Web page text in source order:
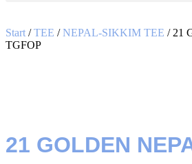
Start /TEE /NEPAL-SIKKIM TEE / 21
TGFOP
21 GOLDEN